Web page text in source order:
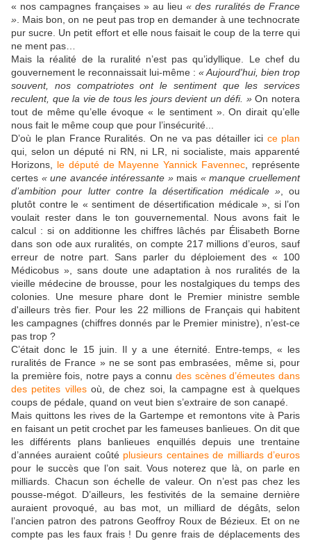
« nos campagnes françaises » au lieu« des ruralités de France
» . Mais bon, on ne peut pas trop en demander à une technocrate
pur sucre. Un petit effort et elle nous faisait le coup de la terre qui
ne ment pas…
Mais la réalité de la ruralité n’est pas qu’idyllique. Le chef du
gouvernement le reconnaissait lui-même : « Aujourd'hui, bien trop
souvent, nos compatriotes ont le sentiment que les services
reculent, que la vie de tous les jours devient un défi. »On notera
tout de même qu’elle évoque « le sentiment ». On dirait qu’elle
nous fait le même coup que pour l’insécurité...
D’où le plan France Ruralités. On ne va pas détailler ici ce plan
qui, selon un député ni RN, ni LR, ni socialiste, mais apparenté
Horizons, le député de Mayenne Yannick Favennec , représente
certes « une avancée intéressante »mais « manque cruellement
d’ambition pour lutter contre la désertification médicale », ou
plutôt contre le « sentiment de désertification médicale », si l’on
voulait rester dans le ton gouvernemental. Nous avons fait le
calcul : si on additionne les chiffres lâchés par Élisabeth Borne
dans son ode aux ruralités, on compte 217 millions d’euros, sauf
erreur de notre part. Sans parler du déploiement des « 100
Médicobus », sans doute une adaptation à nos ruralités de la
vieille médecine de brousse, pour les nostalgiques du temps des
colonies. Une mesure phare dont le Premier ministre semble
d'ailleurs très fier. Pour les 22 millions de Français qui habitent
les campagnes (chiffres donnés par le Premier ministre), n’est-ce
pas trop ?
C’était donc le 15 juin. Il y a une éternité. Entre-temps, « les
ruralités de France » ne se sont pas embrasées, même si, pour
la première fois, notre pays a connu des scènes d’émeutes dans
des petites villesoù, de chez soi, la campagne est à quelques
coups de pédale, quand on veut bien s’extraire de son canapé.
Mais quittons les rives de la Gartempe et remontons vite à Paris
en faisant un petit crochet par les fameuses banlieues. On dit que
les différents plans banlieues enquillés depuis une trentaine
d’années auraient coûté plusieurs centaines de milliards d’euros
pour le succès que l’on sait. Vous noterez que là, on parle en
milliards. Chacun son échelle de valeur. On n’est pas chez les
pousse-mégot. D’ailleurs, les festivités de la semaine dernière
auraient provoqué, au bas mot, un milliard de dégâts, selon
l’ancien patron des patrons Geoffroy Roux de Bézieux. Et on ne
compte pas les faux frais ! Du genre frais de déplacements des